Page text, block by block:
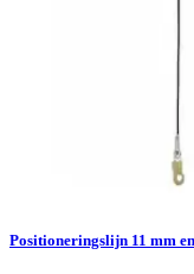
Positioneringslijn 11 mm